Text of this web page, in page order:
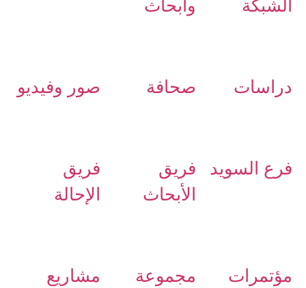
الشبكة
وأبحاث
دراسات صحافة صور وفيديو
فرع السويد
فريق
الأبحاث
فريق
الإحالة
مؤتمرات مجموعة مشاريع